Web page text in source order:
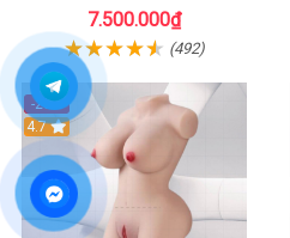
hồng
7.500.000₫
(492)
-20%
4.7